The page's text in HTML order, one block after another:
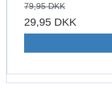
79,95 DKK
29,95 DKK